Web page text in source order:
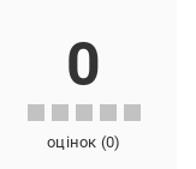
0
оцінок (0)